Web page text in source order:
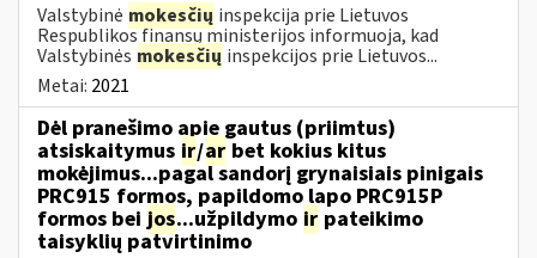
Valstybinė mokesčių inspekcija prie Lietuvos
Respublikos finansų ministerijos informuoja, kad
Valstybinės mokesčių inspekcijos prie Lietuvos...
Metai: 2021
Dėl pranešimo apie gautus (priimtus)
atsiskaitymus ir/ar bet kokius kitus
mokėjimus...pagal sandorį grynaisiais pinigais
PRC915 formos, papildomo lapo PRC915P
formos bei jos...užpildymo ir pateikimo
taisyklių patvirtinimo